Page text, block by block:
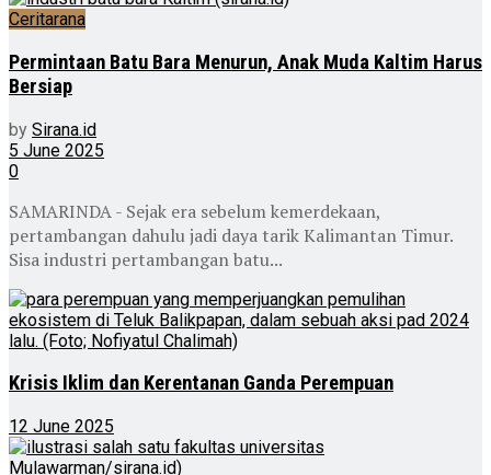
Ceritarana
Permintaan Batu Bara Menurun, Anak Muda Kaltim Harus
Bersiap
by Sirana.id
5 June 2025
0
SAMARINDA - Sejak era sebelum kemerdekaan,
pertambangan dahulu jadi daya tarik Kalimantan Timur.
Sisa industri pertambangan batu...
Krisis Iklim dan Kerentanan Ganda Perempuan
12 June 2025